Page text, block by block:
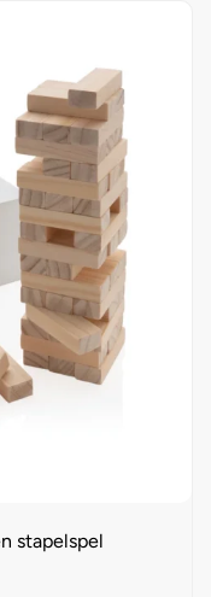
stapelspel